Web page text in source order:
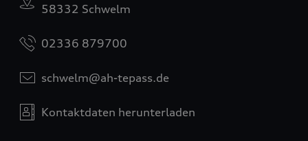
58332 Schwelm
02336 879700
schwelm@ah-tepass.de
Kontaktdaten herunterladen